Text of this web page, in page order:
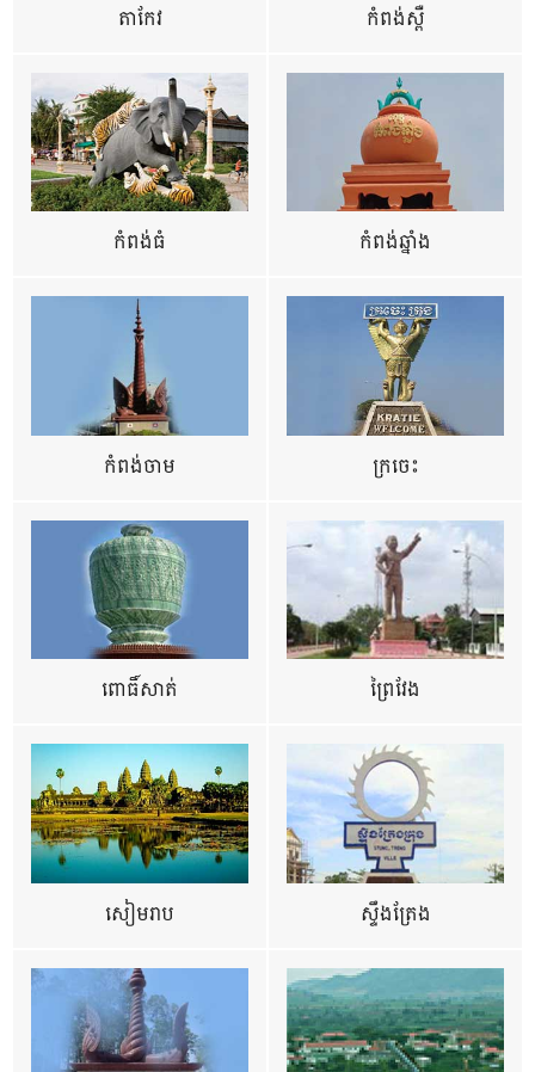
តាកែវ កំពង់ស្ពឺ
កំពង់ធំ កំពង់ឆ្នាំង
កំពង់ចាម ក្រចេះ
ពោធិ៍សាត់ ព្រៃវែង
សៀមរាប ស្ទឹងត្រែង